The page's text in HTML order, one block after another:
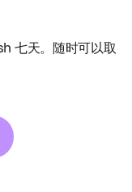
七天。随时可以取